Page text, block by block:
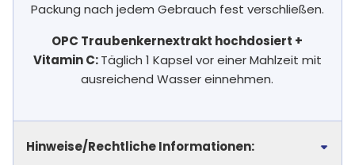
Packung nach jedem Gebrauch fest verschließen.
OPC Traubenkernextrakt hochdosiert +
Vitamin C:Täglich 1 Kapsel vor einer Mahlzeit mit
ausreichend Wasser einnehmen.
Hinweise/Rechtliche Informationen: